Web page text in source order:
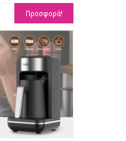
Προσφορά!